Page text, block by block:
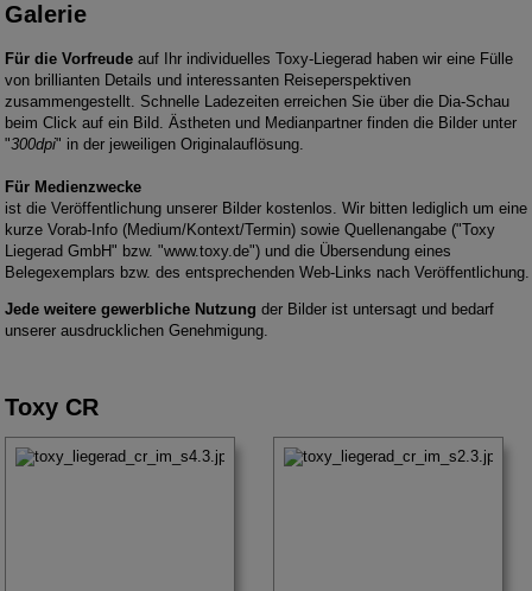
Galerie
Für die Vorfreude auf Ihr individuelles Toxy-Liegerad haben wir eine Fülle
von brillianten Details und interessanten Reiseperspektiven
zusammengestellt. Schnelle Ladezeiten erreichen Sie über die Dia-Schau
beim Click auf ein Bild. Ästheten und Medianpartner finden die Bilder unter
"300dpi" in der jeweiligen Originalauflösung.
Für Medienzwecke
ist die Veröffentlichung unserer Bilder kostenlos. Wir bitten lediglich um eine
kurze Vorab-Info (Medium/Kontext/Termin) sowie Quellenangabe ("Toxy
Liegerad GmbH" bzw. "www.toxy.de") und die Übersendung eines
Belegexemplars bzw. des entsprechenden Web-Links nach Veröffentlichung.
Jede weitere gewerbliche Nutzung der Bilder ist untersagt und bedarf
unserer ausdrucklichen Genehmigung.
Toxy CR